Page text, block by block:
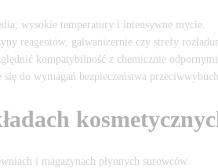
wysokie temperatury i intensywne mycie.
reagentów, galwanizernie czy strefy
kompatybilność z chemicznie
do wymagań bezpieczeństwa
i magazynach płynnych surowców.